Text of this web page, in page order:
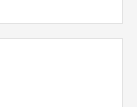
of kapot gaan